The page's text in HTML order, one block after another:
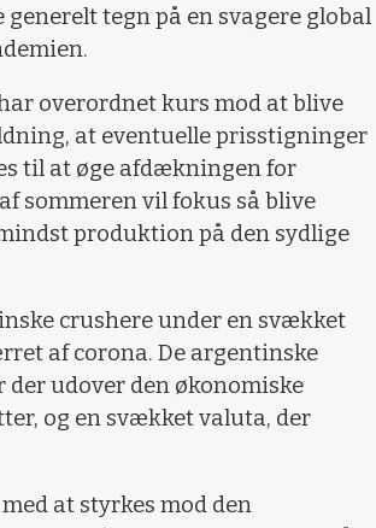
tegn på en svagere global
overordnet kurs mod at blive
at eventuelle prisstigninger
til at øge afdækningen for
sommeren vil fokus så blive
produktion på den sydlige
crushere under en svækket
af corona. De argentinske
udover den økonomiske
og en svækket valuta, der
at styrkes mod den